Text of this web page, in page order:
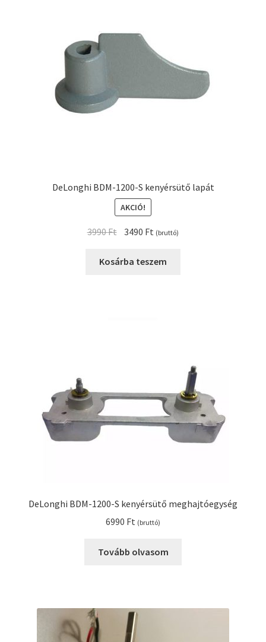
DeLonghi BDM-1200-S kenyérsütő lapát
AKCIÓ!
3990Ft Original
was:
3490 Ft Current
is:
(bruttó)
Kosárba teszem
DeLonghi BDM-1200-S kenyérsütő meghajtóegység
6990 Ft (bruttó)
Tovább olvasom